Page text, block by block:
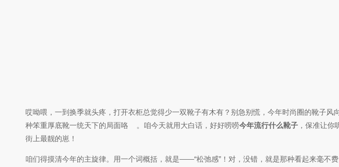
哎呦喂，一到换季就头疼，打开衣柜总觉得少一双靴子有木有？别急别慌，今年时尚圈的靴子风
种笨重厚底靴一统天下的局面咯
。咱今天就用大白话，好好唠唠今年流行什么靴子 ，保准让你
街上最靓的崽！
咱们得摸清今年的主旋律。用一个词概括，就是——“松弛感”！对，没错，就是那种看起来毫不